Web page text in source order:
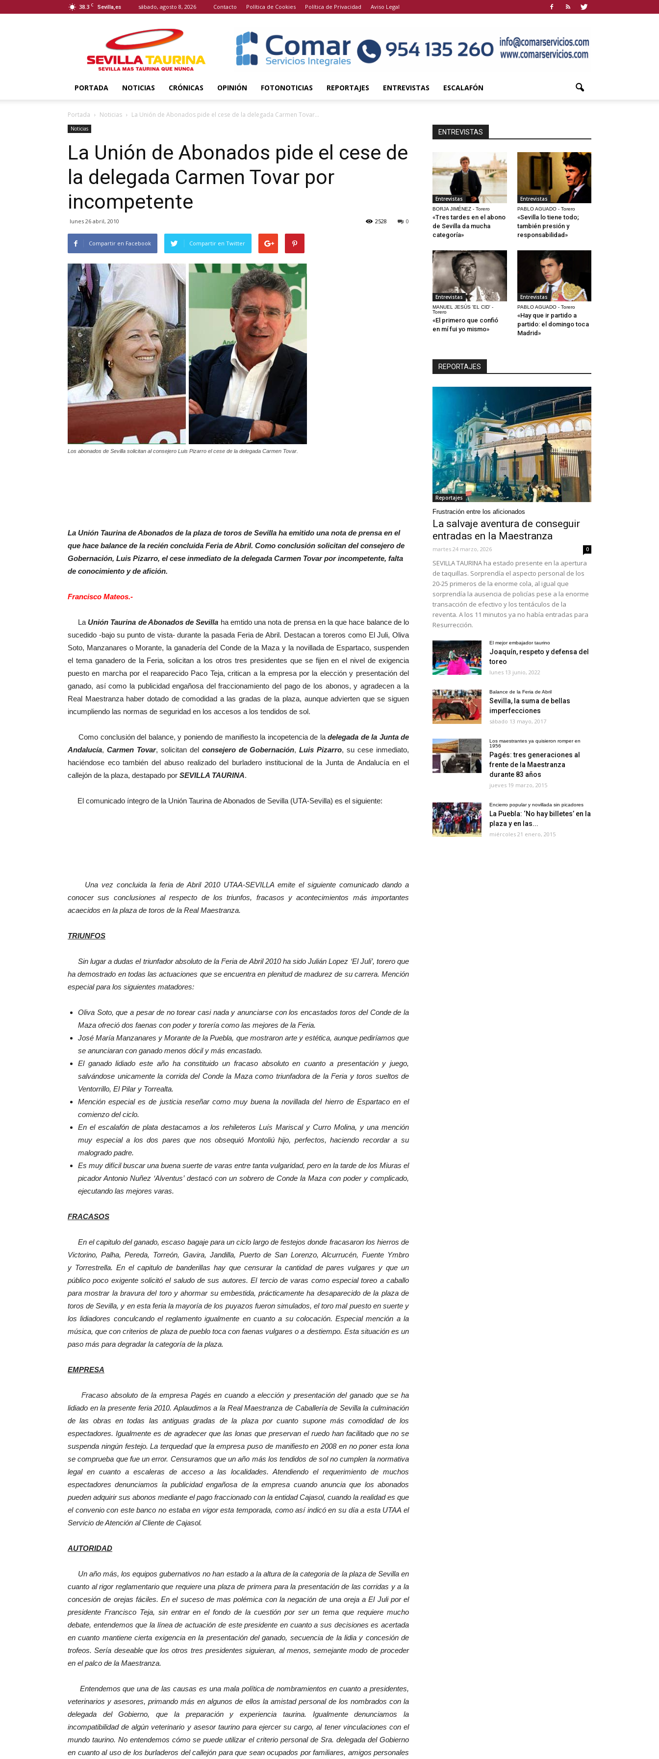
38.3 C Sevilla,es sábado, agosto 8, 2026 Contacto Política de Cookies Política de Privacidad Aviso Legal
Taurina
PORTADA NOTICIAS CRÓNICAS OPINIÓN FOTONOTICIAS REPORTAJES ENTREVISTAS ESCALAFÓN
Portada Noticias La Unión de Abonados pide el cese de la delegada Carmen Tovar...
Noticias
La Unión de Abonados pide el cese de
la delegada Carmen Tovar por
incompetente
lunes 26 abril, 2010 0
2528
Compartir en Facebook Compartir en Twitter
Los abonados de Sevilla solicitan al consejero Luis Pizarro el cese de la delegada Carmen Tovar.
La Unión Taurina de Abonados de la plaza de toros de Sevilla ha emitido una nota de prensa en el
que hace balance de la recién concluida Feria de Abril. Como conclusión solicitan del consejero de
Gobernación, Luis Pizarro, el cese inmediato de la delegada Carmen Tovar por incompetente, falta
de conocimiento y de afición.
Francisco Mateos.-
LaUnión Taurina de Abonados de Sevilla ha emtido una nota de prensa en la que hace balance de lo
sucedido -bajo su punto de vista- durante la pasada Feria de Abril. Destacan a toreros como El Juli, Oliva
Soto, Manzanares o Morante, la ganadería del Conde de la Maza y la novillada de Espartaco, suspenden
el tema ganadero de la Feria, solicitan a los otros tres presidentes que se fijen en el nivel de exigencia
puesto en marcha por el reaparecido Paco Teja, critican a la empresa por la elección y presentación del
ganado, así como la publicidad engañosa del fraccionamiento del pago de los abonos, y agradecen a la
Real Maestranza haber dotado de comodidad a las gradas de la plaza, aunque advierten que se siguen
incumpliendo las normas de seguridad en los accesos a los tendidos de sol.
Como conclusión del balance, y poniendo de manifiesto la incopetencia de ladelegada de la Junta de
Andalucía, Carmen Tovar, solicitan del consejero de Gobernación,Luis Pizarro, su cese inmediato,
haciéndose eco también del abuso realizado del burladero institucional de la Junta de Andalucía en el
callejón de la plaza, destapado por SEVILLA TAURINA.
El comunicado íntegro de la Unión Taurina de Abonados de Sevilla (UTA-Sevilla) es el siguiente:
Una vez concluida la feria de Abril 2010 UTAA-SEVILLA emite el siguiente comunicado dando a
conocer sus conclusiones al respecto de los triunfos, fracasos y acontecimientos más importantes
acaecidos en la plaza de toros de la Real Maestranza.
TRIUNFOS
Sin lugar a dudas el triunfador absoluto de la Feria de Abril 2010 ha sido Julián Lopez ‘El Juli’, torero que
ha demostrado en todas las actuaciones que se encuentra en plenitud de madurez de su carrera. Mención
especial para los siguientes matadores:
Oliva Soto, que a pesar de no torear casi nada y anunciarse con los encastados toros del Conde de la
Maza ofreció dos faenas con poder y torería como las mejores de la Feria.
José María Manzanares y Morante de la Puebla, que mostraron arte y estética, aunque pediríamos que
se anunciaran con ganado menos dócil y más encastado.
El ganado lidiado este año ha constituido un fracaso absoluto en cuanto a presentación y juego,
salvándose unicamente la corrida del Conde la Maza como triunfadora de la Feria y toros sueltos de
Ventorrillo, El Pilar y Torrealta.
Mención especial es de justicia reseñar como muy buena la novillada del hierro de Espartaco en el
comienzo del ciclo.
En el escalafón de plata destacamos a los rehileteros Luís Mariscal y Curro Molina, y una mención
muy especial a los dos pares que nos obsequió Montoliú hijo, perfectos, haciendo recordar a su
malogrado padre.
Es muy difícil buscar una buena suerte de varas entre tanta vulgaridad, pero en la tarde de los Miuras el
picador Antonio Nuñez ‘Alventus’ destacó con un sobrero de Conde la Maza con poder y complicado,
ejecutando las mejores varas.
FRACASOS
En el capitulo del ganado, escaso bagaje para un ciclo largo de festejos donde fracasaron los hierros de
Victorino, Palha, Pereda, Torreón, Gavira, Jandilla, Puerto de San Lorenzo, Alcurrucén, Fuente Ymbro
y Torrestrella. En el capitulo de banderillas hay que censurar la cantidad de pares vulgares y que un
público poco exigente solicitó el saludo de sus autores. El tercio de varas como especial toreo a caballo
para mostrar la bravura del toro y ahormar su embestida, prácticamente ha desaparecido de la plaza de
toros de Sevilla, y en esta feria la mayoría de los puyazos fueron simulados, el toro mal puesto en suerte y
los lidiadores conculcando el reglamento igualmente en cuanto a su colocación. Especial mención a la
música, que con criterios de plaza de pueblo toca con faenas vulgares o a destiempo. Esta situación es un
paso más para degradar la categoría de la plaza.
EMPRESA
Fracaso absoluto de la empresa Pagés en cuando a elección y presentación del ganado que se ha
lidiado en la presente feria 2010. Aplaudimos a la Real Maestranza de Caballería de Sevilla la culminación
de las obras en todas las antiguas gradas de la plaza por cuanto supone más comodidad de los
espectadores. Igualmente es de agradecer que las lonas que preservan el ruedo han facilitado que no se
suspenda ningún festejo. La terquedad que la empresa puso de manifiesto en 2008 en no poner esta lona
se comprueba que fue un error. Censuramos que un año más los tendidos de sol no cumplen la normativa
legal en cuanto a escaleras de acceso a las localidades. Atendiendo el requerimiento de muchos
espectadores denunciamos la publicidad engañosa de la empresa cuando anuncia que los abonados
pueden adquirir sus abonos mediante el pago fraccionado con la entidad Cajasol, cuando la realidad es que
el convenio con este banco no estaba en vigor esta temporada, como así indicó en su día a esta UTAA el
Servicio de Atención al Cliente de Cajasol.
AUTORIDAD
Un año más, los equipos gubernativos no han estado a la altura de la categoria de la plaza de Sevilla en
cuanto al rigor reglamentario que requiere una plaza de primera para la presentación de las corridas y a la
concesión de orejas fáciles. En el suceso de mas polémica con la negación de una oreja a El Juli por el
presidente Francisco Teja, sin entrar en el fondo de la cuestión por ser un tema que requiere mucho
debate, entendemos que la línea de actuación de este presidente en cuanto a sus decisiones es acertada
en cuanto mantiene cierta exigencia en la presentación del ganado, secuencia de la lidia y concesión de
trofeos. Sería deseable que los otros tres presidentes siguieran, al menos, semejante modo de proceder
en el palco de la Maestranza.
Entendemos que una de las causas es una mala política de nombramientos en cuanto a presidentes,
veterinarios y asesores, primando más en algunos de ellos la amistad personal de los nombrados con la
delegada del Gobierno, que la preparación y experiencia taurina. Igualmente denunciamos la
incompatibilidad de algún veterinario y asesor taurino para ejercer su cargo, al tener vinculaciones con el
mundo taurino. No entendemos cómo se puede utilizar el criterio personal de Sra. delegada del Gobierno
en cuanto al uso de los burladeros del callejón para que sean ocupados por familiares, amigos personales
ENTREVISTAS
Entrevistas
BORJA JIMÉNEZ - Torero
«Tres tardes en el abono
de Sevilla da mucha
categoría»
Entrevistas
PABLO AGUADO - Torero
«Sevilla lo tiene todo;
también presión y
responsabilidad»
Entrevistas
MANUEL JESÚS 'EL CID' -
Torero
«El primero que confió
en mí fui yo mismo»
Entrevistas
PABLO AGUADO - Torero
«Hay que ir partido a
partido: el domingo toca
Madrid»
REPORTAJES
Reportajes
Frustración entre los aficionados
La salvaje aventura de conseguir
entradas en la Maestranza
martes 24 marzo, 2026 0
SEVILLA TAURINA ha estado presente en la apertura
de taquillas. Sorprendía el aspecto personal de los
20-25 primeros de la enorme cola, al igual que
sorprendía la ausencia de policías pese a la enorme
transacción de efectivo y los tentáculos de la
reventa. A los 11 minutos ya no había entradas para
Resurrección.
El mejor embajador taurino
Joaquín, respeto y defensa del
toreo
lunes 13 junio, 2022
Balance de la Feria de Abril
Sevilla, la suma de bellas
imperfecciones
sábado 13 mayo, 2017
Los maestrantes ya quisieron romper en
1956
Pagés: tres generaciones al
frente de la Maestranza
durante 83 años
jueves 19 marzo, 2015
Encierro popular y novillada sin picadores
La Puebla: ‘No hay billetes’ en la
plaza y en las...
miércoles 21 enero, 2015